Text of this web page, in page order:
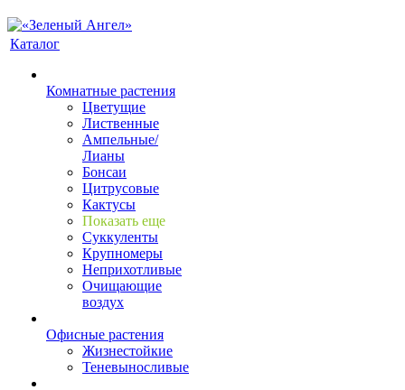
Каталог
Комнатные растения
Цветущие
Лиственные
Ампельные/
Лианы
Бонсаи
Цитрусовые
Кактусы
Показать еще
Суккуленты
Крупномеры
Неприхотливые
Очищающие
воздух
Офисные растения
Жизнестойкие
Теневыносливые